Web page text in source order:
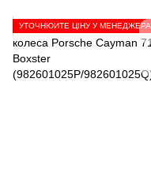
УТОЧНЮЙТЕ ЦІНУ У МЕНЕДЖЕРА